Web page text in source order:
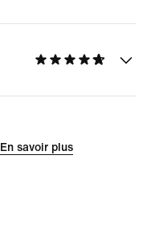
En savoir plus